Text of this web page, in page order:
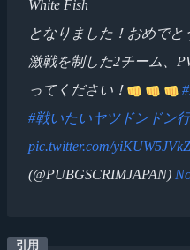
White Fish
となりました！おめでと
激戦を制した2チーム、
ってください！
#戦いたいヤツドンドン
pic.twitter.com/yiKUW5JVkZ
(@PUBGSCRIMJAPAN)